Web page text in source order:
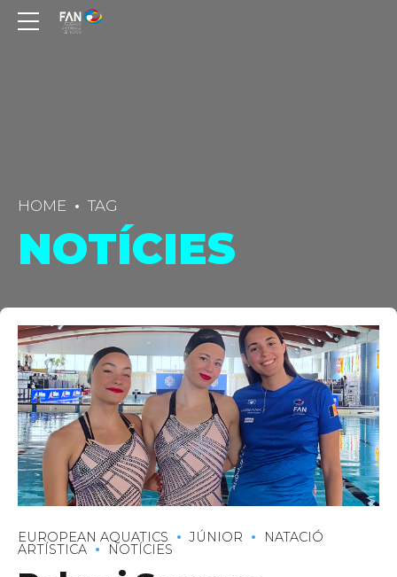
C/ Narciso Yepes s/n AD300 Ordino
HOME TAG
NOTÍCIES
EUROPEAN AQUATICS JÚNIOR NATACIÓ
ARTÍSTICA NOTÍCIES